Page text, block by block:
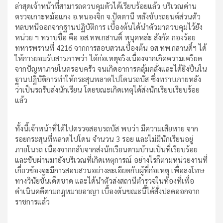
ล่าสุดเจ้าหน้าที่สามารถควบคุมตัวได้เรียบร้อยแล้ว บริเวณด่าน
ตรวจเกาะหม้อแกง อ.หนองจิก จ.ปัตตานี หลังขับรถยนต์ส่วนตัว
หลบหนีออกจากฐานปฏิบัติการ เบื้องต้นได้นำตัวมาควบคุมไว้ยัง
หน่วย ฯ ทราบชื่อ คือ อส.ทพ.กสานดิ์ หนุดหล่ะ สังกัด กองร้อย
ทหารพรานที่ 4216 จากการสอบสวนเบื้องต้น อส.ทพ.กสานดิ์ฯ ได้
ให้การยอมรับสารภาพว่า ได้ก่อเหตุจริงเนื่องจากเกิดความเครียด
จากปัญหาภายในครอบครัว จนเกิดอาการคลุ้มคลั่งและได้ยิงปืนใน
ฐานปฏิบัติการทำให้กระสุนพลาดไปโดนรถบัส ซึ่งทราบภายหลัง
ว่าเป็นรถรับส่งนักเรียน โดยขณะเกิดเหตุได้ส่งนักเรียบเรียบร้อย
แล้ว
ทั้งนี้เจ้าหน้าที่ได้ไปตรวจสอบรถบัส พบว่า มีความเสียหาย จาก
รอยกระสุนที่พลาดไปโดน จำนวน 3 รอย และไม่มีนักเรียนอยู่
ภายในรถ เนื่องจากกลับจากส่งนักเรียนตามบ้านเป็นที่เรียบร้อย
และขับผ่านมายังบริเวณที่เกิดเหตุการณ์ อย่างไรก็ตามหน่วยงานที่
เกี่ยวข้องจะมีการสอบสวนอย่างละเอียดกับผู้ที่ก่อเหตุ เพื่อลงโทษ
ทางวินัยขั้นเด็ดขาด และได้นำตัวส่งสถานีตำรวจในท้องที่เพื่อ
ดำเนินคดีตามกฎหมายอาญา เบื้องต้นขณะนี้ได้สั่งปลดออกจาก
ราชการแล้ว